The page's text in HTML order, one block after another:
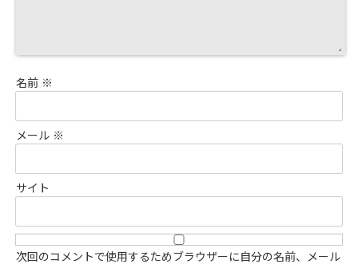
名前 ※
メール ※
サイト
次回のコメントで使用するためブラウザーに自分の名前、メール